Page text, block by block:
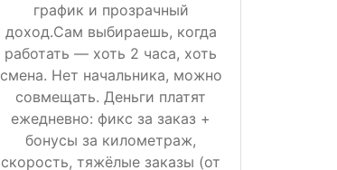
график и прозрачный
доход.Сам выбираешь, когда
работать — хоть 2 часа, хоть
смена. Нет начальника, можно
совмещать. Деньги платят
ежедневно: фикс за заказ +
бонусы за километраж,
скорость, тяжёлые заказы (от